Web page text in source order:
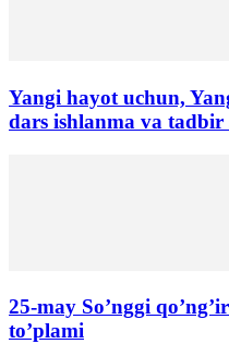
Yangi hayot uchun,
dars ishlanma va tadbir
25-may So’nggi
to’plami